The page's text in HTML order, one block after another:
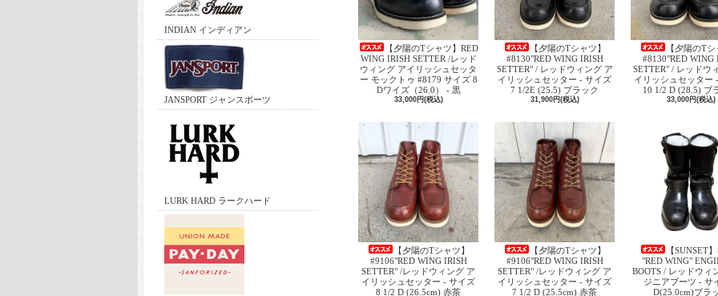
INDIAN インディアン
JANSPORT ジャンスポーツ
LURK HARD ラークハード
【夕陽のTシャツ】RED
WING IRISH SETTER /レッド
ウィング アイリッシュセッタ
ー モックトゥ #8179 サイズ 8
Dワイズ（26.0） - 黒
33,000円(税込)
【夕陽のTシャツ】
#8130"RED WING IRISH
SETTER" / レッドウィング ア
イリッシュセッター - サイズ
7 1/2E (25.5) ブラック
31,900円(税込)
【夕陽のT
#8130"RED WING
SETTER" / レッドウ
イリッシュセッター
10 1/2 D (28.5) ブ
33,000円(税込)
【夕陽のTシャツ】
#9106"RED WING IRISH
SETTER" /レッドウィング ア
イリッシュセッター - サイズ
8 1/2 D (26.5cm) 赤茶
【夕陽のTシャツ】
#9106"RED WING IRISH
SETTER" /レッドウィング ア
イリッシュセッター - サイズ
7 1/2 D (25.5cm) 赤茶
【SUNSET
"RED WING"
BOOTS / レッドウィ
ジニアブーツ - サ
D(25.0cm)ブラ